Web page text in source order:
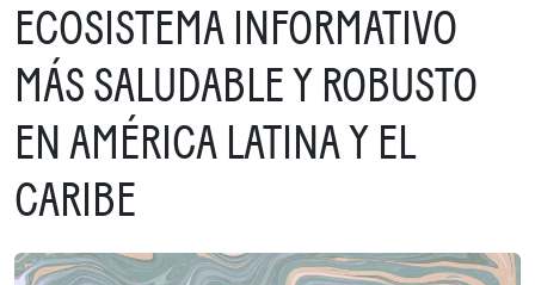
ECOSISTEMA INFORMATIVO
MÁS SALUDABLE Y ROBUSTO
EN AMÉRICA LATINA Y EL
CARIBE